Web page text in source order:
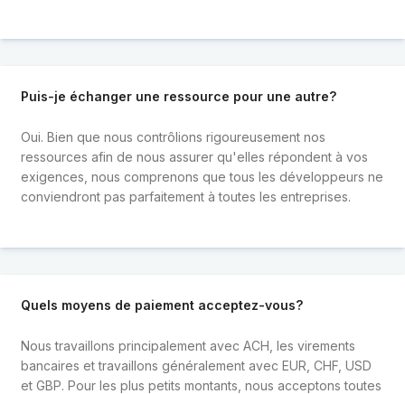
Puis-je échanger une ressource pour une autre?
Oui. Bien que nous contrôlions rigoureusement nos
ressources afin de nous assurer qu'elles répondent à vos
exigences, nous comprenons que tous les développeurs ne
conviendront pas parfaitement à toutes les entreprises.
Quels moyens de paiement acceptez-vous?
Nous travaillons principalement avec ACH, les virements
bancaires et travaillons généralement avec EUR, CHF, USD
et GBP. Pour les plus petits montants, nous acceptons toutes